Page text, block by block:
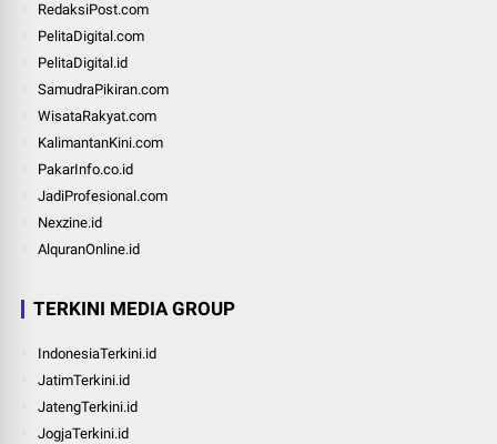
RedaksiPost.com
PelitaDigital.com
PelitaDigital.id
SamudraPikiran.com
WisataRakyat.com
KalimantanKini.com
PakarInfo.co.id
JadiProfesional.com
Nexzine.id
AlquranOnline.id
TERKINI MEDIA GROUP
IndonesiaTerkini.id
JatimTerkini.id
JatengTerkini.id
JogjaTerkini.id